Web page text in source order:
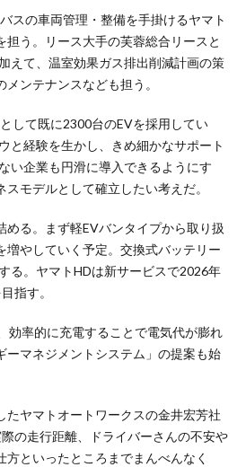
スの車両管理・整備を手掛けるヤマト
担う。リース大手の芙蓉総合リースと
えて、温室効果ガス排出削減計画の策
ンテナンスなども担う。
して既に2300台のEVを採用してい
と経験を生かし、きめ細かなサポート
い企業も円滑に導入できるようにす
モデルとして確立したい考えだ。
める。まず軽EVバンタイプから取り扱
増やしていく予定。交換式バッテリー
る。ヤマトHDは新サービスで2026年
指す。
効率的に充電することで電気代が膨れ
ーマネジメントシステム」の提案も始
たヤマトオートワークスの金井宏芳社
の走行距離、ドライバーさんの不安や
といったところまでまんべんなく